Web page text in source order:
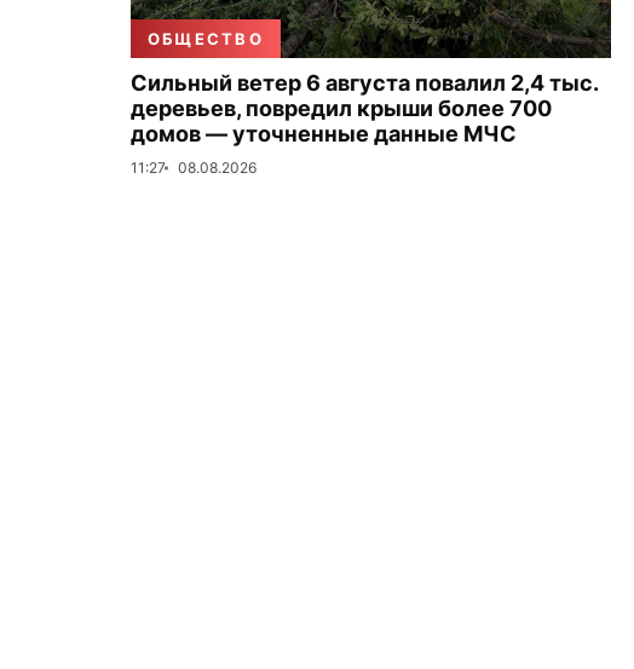
ОБЩЕСТВО
Сильный ветер 6 августа повалил 2,4 тыс.
деревьев, повредил крыши более 700
домов — уточненные данные МЧС
11:27 08.08.2026